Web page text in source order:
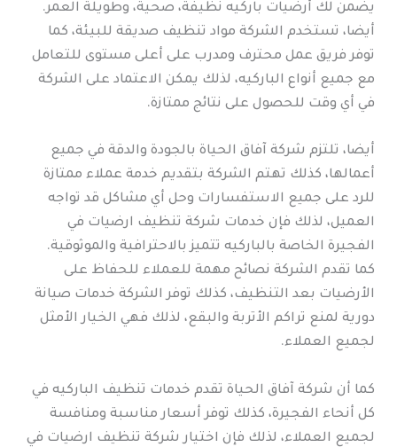
يضمن لك أرضيات باركيه نظيفة، صحية، وطويلة العمر.
أيضا، تستخدم الشركة مواد تنظيف صديقة للبيئة، كما
توفر فريق عمل محترف ومدرب على أعلى مستوى للتعامل
مع جميع أنواع الباركيه، لذلك يمكن الاعتماد على الشركة
في أي وقت للحصول على نتائج ممتازة.
أيضا، تلتزم شركة آفاق الحياة بالجودة والدقة في جميع
أعمالها، كذلك تهتم الشركة بتقديم خدمة عملاء ممتازة
للرد على جميع الاستفسارات وحل أي مشاكل قد تواجه
العميل، لذلك فإن خدمات شركة تنظيف ارضيات في
الفجيرة الخاصة بالباركيه تتميز بالاحترافية والموثوقية.
كما تقدم الشركة نصائح مهمة للعملاء للحفاظ على
الأرضيات بعد التنظيف، كذلك توفر الشركة خدمات صيانة
دورية لمنع تراكم الأتربة والبقع، لذلك فهي الخيار الأمثل
لجميع العملاء.
كما أن شركة آفاق الحياة تقدم خدمات تنظيف الباركيه في
كل أنحاء الفجيرة، كذلك توفر أسعار مناسبة ومنافسة
لجميع العملاء، لذلك فإن اختيار شركة تنظيف ارضيات في